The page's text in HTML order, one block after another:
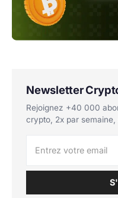
Newsletter
Rejoignez +40 000
crypto, 2x par semaine,